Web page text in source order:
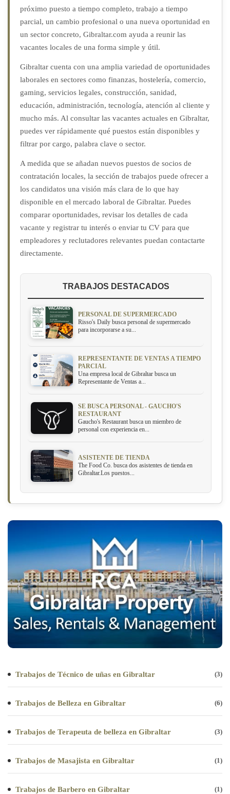
próximo puesto a tiempo completo, trabajo a tiempo
parcial, un cambio profesional o una nueva oportunidad en
un sector concreto, Gibraltar.com ayuda a reunir las
vacantes locales de una forma simple y útil.
Gibraltar cuenta con una amplia variedad de oportunidades
laborales en sectores como finanzas, hostelería, comercio,
gaming, servicios legales, construcción, sanidad,
educación, administración, tecnología, atención al cliente y
mucho más. Al consultar las vacantes actuales en Gibraltar,
puedes ver rápidamente qué puestos están disponibles y
filtrar por cargo, palabra clave o sector.
A medida que se añadan nuevos puestos de socios de
contratación locales, la sección de trabajos puede ofrecer a
los candidatos una visión más clara de lo que hay
disponible en el mercado laboral de Gibraltar. Puedes
comparar oportunidades, revisar los detalles de cada
vacante y registrar tu interés o enviar tu CV para que
empleadores y reclutadores relevantes puedan contactarte
directamente.
TRABAJOS DESTACADOS
PERSONAL DE SUPERMERCADO
Risso's Daily busca personal de supermercado
para incorporarse a su...
REPRESENTANTE DE VENTAS A TIEMPO
PARCIAL
Una empresa local de Gibraltar busca un
Representante de Ventas a...
SE BUSCA PERSONAL - GAUCHO'S
RESTAURANT
Gaucho's Restaurant busca un miembro de
personal con experiencia en...
ASISTENTE DE TIENDA
The Food Co. busca dos asistentes de tienda en
Gibraltar.Los puestos...
Trabajos de Técnico de uñas en Gibraltar (3)
Trabajos de Belleza en Gibraltar (6)
Trabajos de Terapeuta de belleza en Gibraltar (3)
Trabajos de Masajista en Gibraltar (1)
Trabajos de Barbero en Gibraltar (1)